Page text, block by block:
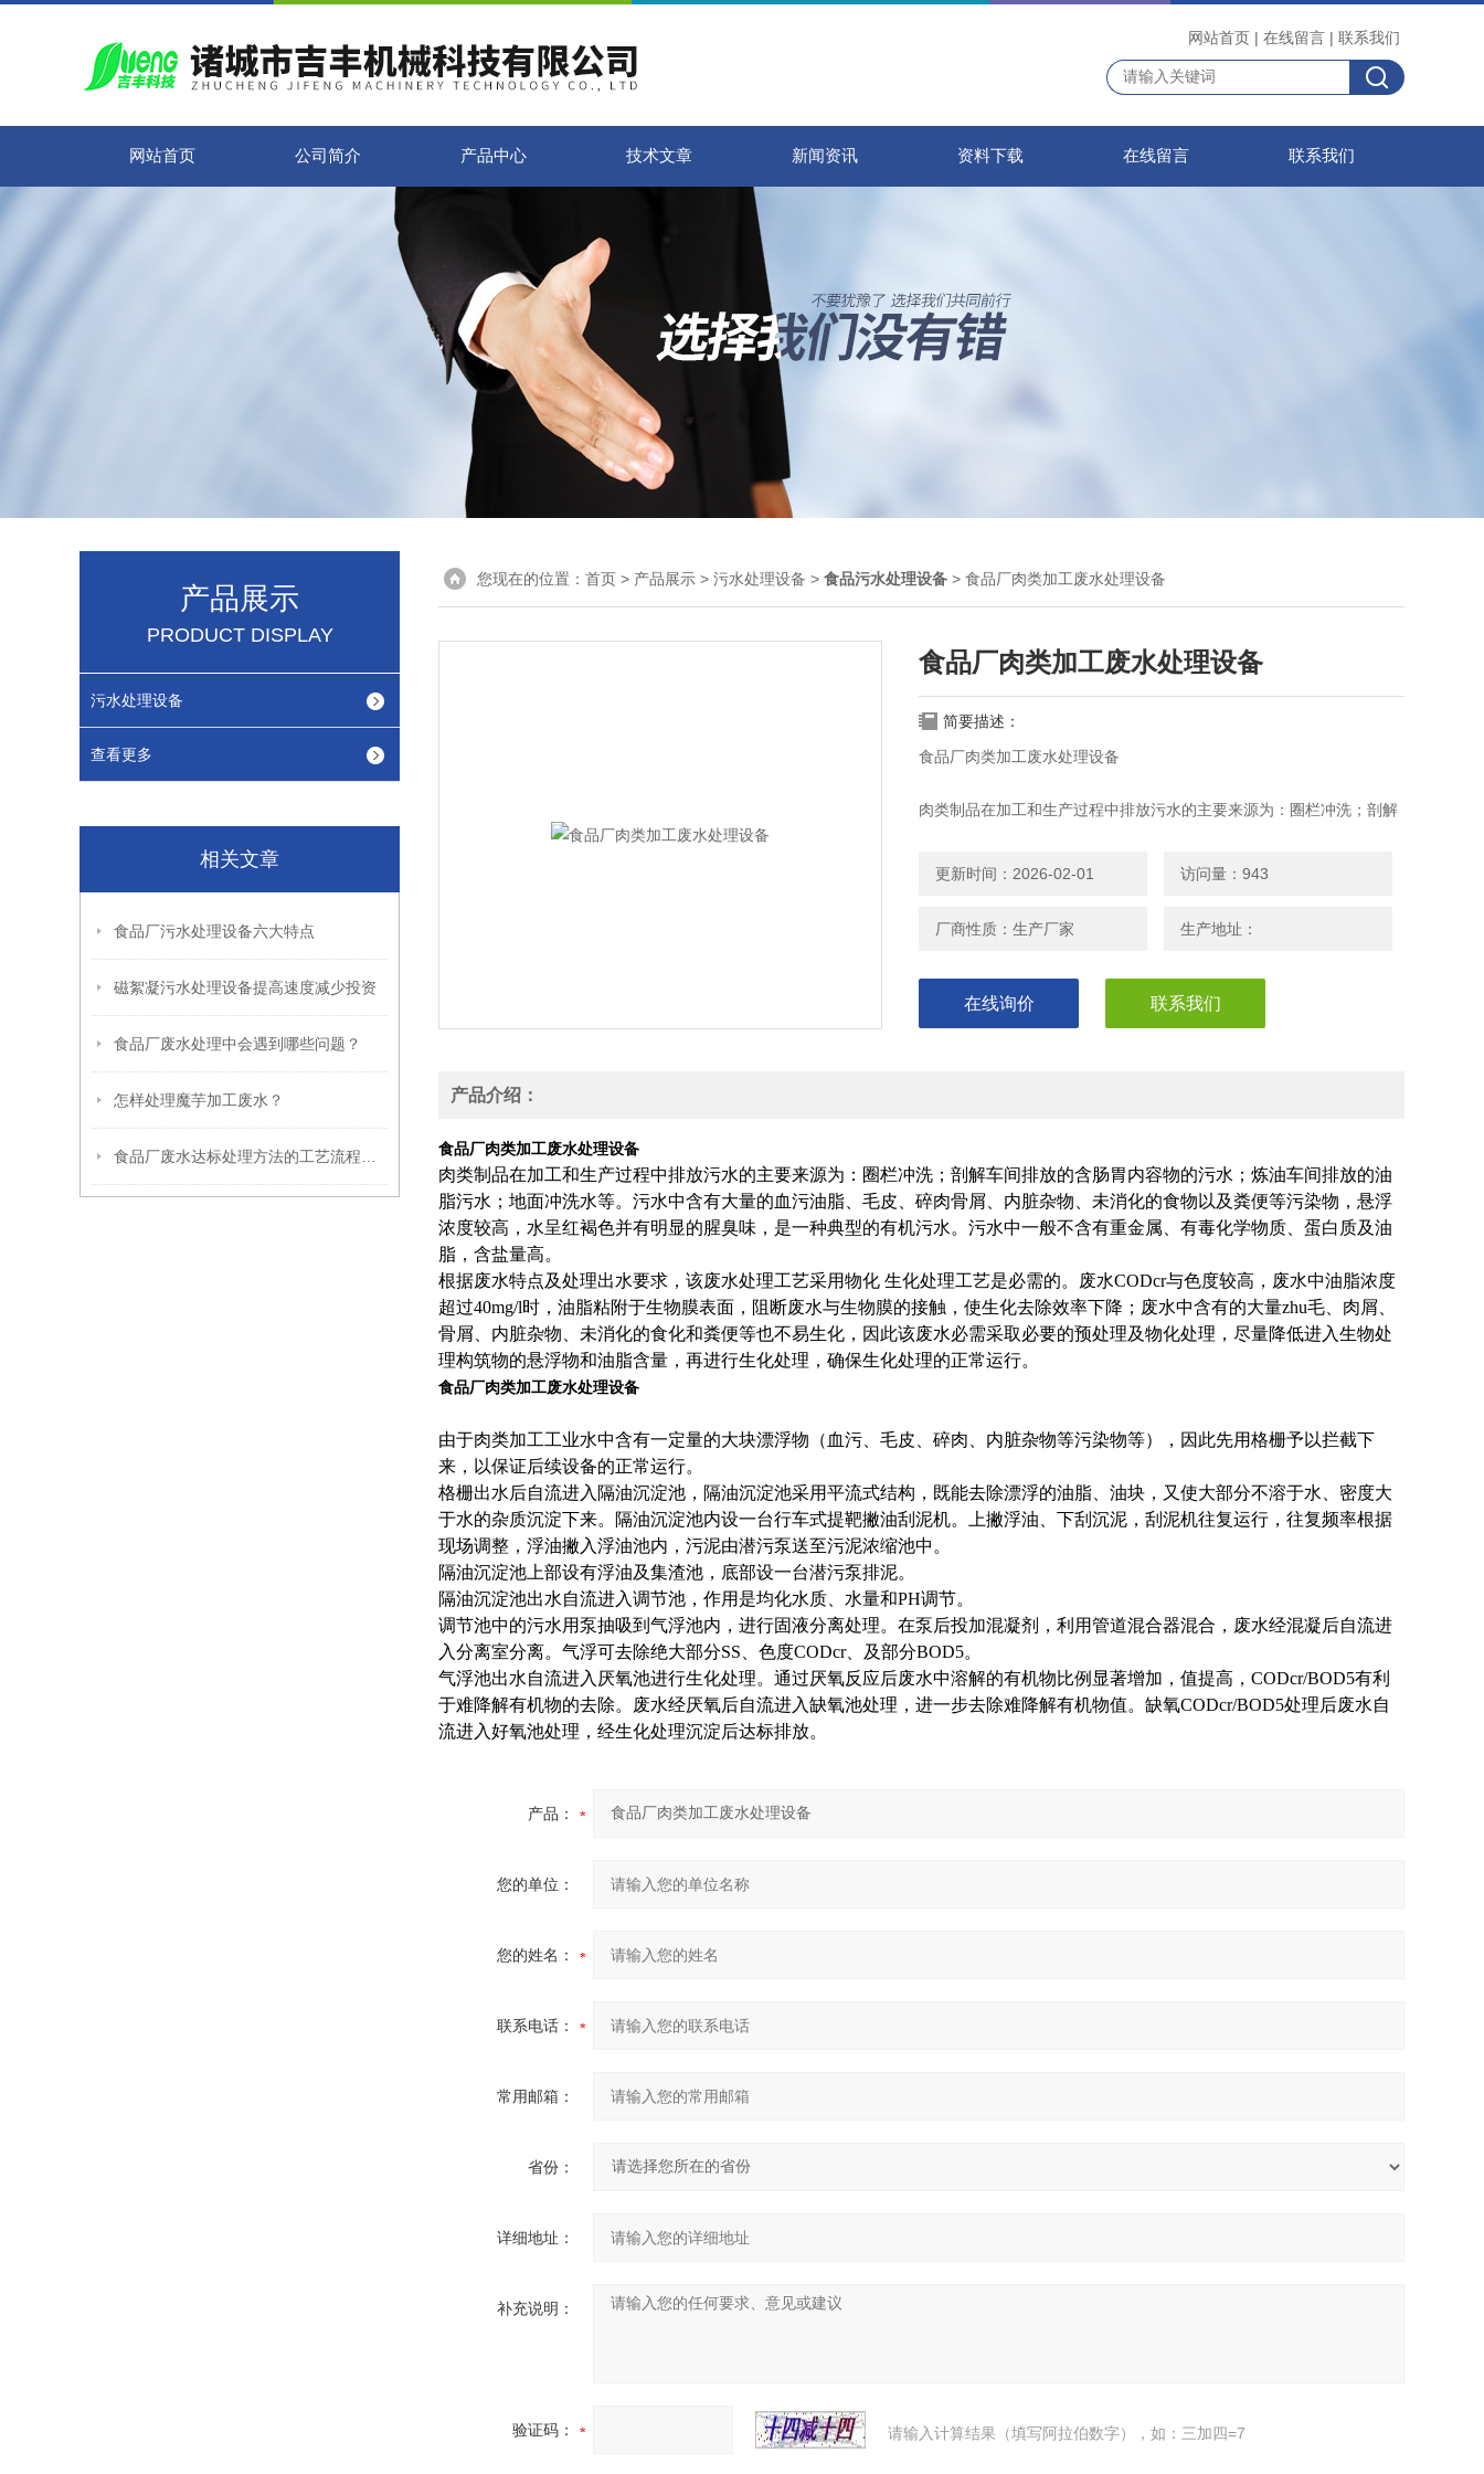
网站首页 | 在线留言 | 联系我们
网站首页 公司简介 产品中心 技术文章 新闻资讯 资料下载 在线留言 联系我们
产品展示
PRODUCT DISPLAY
污水处理设备
查看更多
相关文章
食品厂污水处理设备六大特点
磁絮凝污水处理设备提高速度减少投资
食品厂废水处理中会遇到哪些问题？
怎样处理魔芋加工废水？
您现在的位置： 首页 > 产品展示 > 污水处理设备 > 食品污水处理设备 > 食品厂肉类加工废水处理设备
食品厂肉类加工废水处理设备
简要描述：
食品厂肉类加工废水处理设备
肉类制品在加工和生产过程中排放污水的主要来源为：圈栏冲洗；剖解
水等。
更新时间：2026-02-01 访问量：943
厂商性质：生产厂家 生产地址：
在线询价 联系我们
产品介绍：
食品厂肉类加工废水处理设备
肉类制品在加工和生产过程中排放污水的主要来源为：圈栏冲洗；剖解车间排放的含肠胃内容物的污水；炼油车间排放的油
脂污水；地面冲洗水等。污水中含有大量的血污油脂、毛皮、碎肉骨屑、内脏杂物、未消化的食物以及粪便等污染物，悬浮
浓度较高，水呈红褐色并有明显的腥臭味，是一种典型的有机污水。污水中一般不含有重金属、有毒化学物质、蛋白质及油
脂，含盐量高。
根据废水特点及处理出水要求，该废水处理工艺采用物化 生化处理工艺是必需的。废水CODcr与色度较高，废水中油脂浓度
超过40mg/l时，油脂粘附于生物膜表面，阻断废水与生物膜的接触，使生化去除效率下降；废水中含有的大量zhu毛、肉屑、
骨屑、内脏杂物、未消化的食化和粪便等也不易生化，因此该废水必需采取必要的预处理及物化处理，尽量降低进入生物处
理构筑物的悬浮物和油脂含量，再进行生化处理，确保生化处理的正常运行。
食品厂肉类加工废水处理设备
由于肉类加工工业水中含有一定量的大块漂浮物（血污、毛皮、碎肉、内脏杂物等污染物等），因此先用格栅予以拦截下
来，以保证后续设备的正常运行。
格栅出水后自流进入隔油沉淀池，隔油沉淀池采用平流式结构，既能去除漂浮的油脂、油块，又使大部分不溶于水、密度大
于水的杂质沉淀下来。隔油沉淀池内设一台行车式提靶撇油刮泥机。上撇浮油、下刮沉泥，刮泥机往复运行，往复频率根据
现场调整，浮油撇入浮油池内，污泥由潜污泵送至污泥浓缩池中。
隔油沉淀池上部设有浮油及集渣池，底部设一台潜污泵排泥。
隔油沉淀池出水自流进入调节池，作用是均化水质、水量和PH调节。
调节池中的污水用泵抽吸到气浮池内，进行固液分离处理。在泵后投加混凝剂，利用管道混合器混合，废水经混凝后自流进
入分离室分离。气浮可去除绝大部分SS、色度CODcr、及部分BOD5。
气浮池出水自流进入厌氧池进行生化处理。通过厌氧反应后废水中溶解的有机物比例显著增加，值提高，CODcr/BOD5有利
于难降解有机物的去除。废水经厌氧后自流进入缺氧池处理，进一步去除难降解有机物值。缺氧CODcr/BOD5处理后废水自
流进入好氧池处理，经生化处理沉淀后达标排放。
产品：
您的单位：
您的姓名：
联系电话：
常用邮箱：
省份：
详细地址：
补充说明：
验证码： 请输入计算结果（填写阿拉伯数字），如：三加四=7